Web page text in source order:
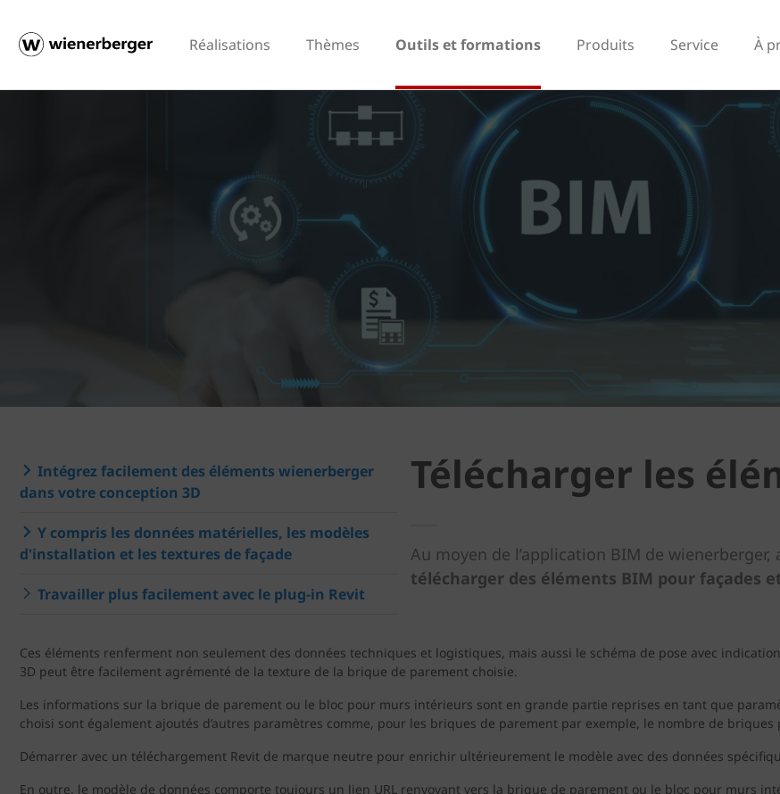
Réalisations Thèmes Outils et formations Produits Service À
Intégrez facilement des éléments wienerberger
dans votre conception 3D
Y compris les données matérielles, les modèles
d'installation et les textures de façade
Travailler plus facilement avec le plug-in Revit
Télécharger les
Au moyen de l’application BIM de
télécharger des éléments BIM pour façades
Ces éléments renferment non seulement des données techniques et logistiques, mais aussi le schéma de pose avec
3D peut être facilement agrémenté de la texture de la brique de parement choisie.
Les informations sur la brique de parement ou le bloc pour murs intérieurs sont en grande partie reprises en tant que
choisi sont également ajoutés d’autres paramètres comme, pour les briques de parement par exemple, le nombre de
Démarrer avec un téléchargement Revit de marque neutre pour enrichir ultérieurement le modèle avec des données
En outre, le modèle de données comporte toujours un lien URL renvoyant vers la brique de parement ou le bloc pour murs